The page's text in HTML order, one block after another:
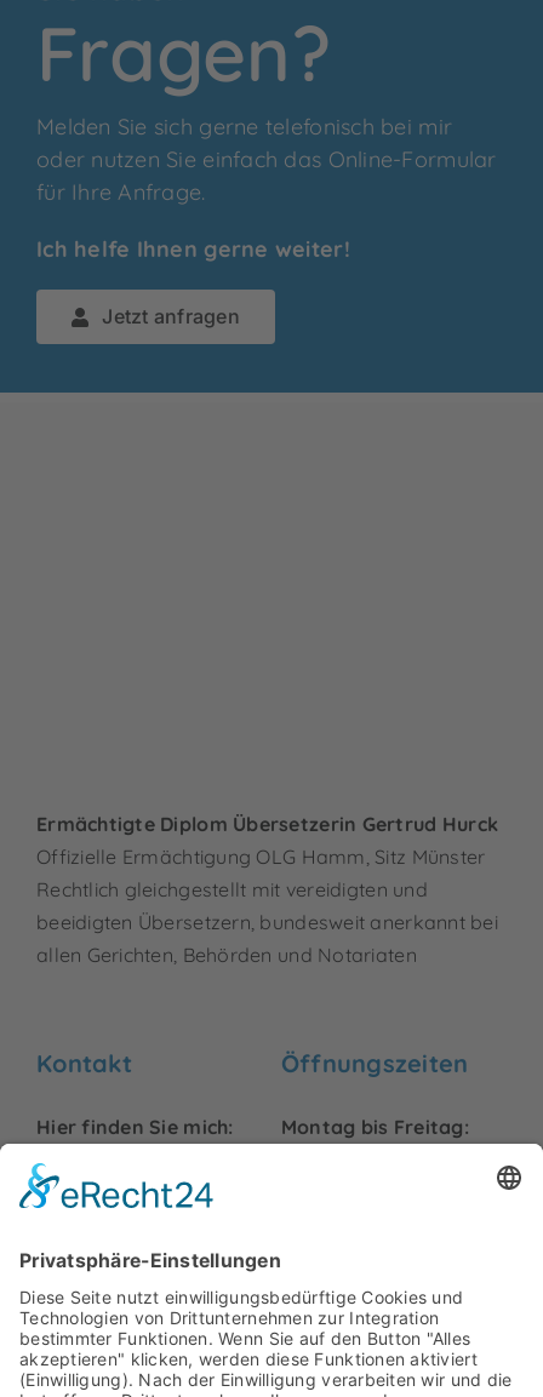
Fragen?
Melden Sie sich gerne telefonisch bei mir
oder nutzen Sie einfach das Online-Formular
für Ihre Anfrage.
Ich helfe Ihnen gerne weiter!
Jetzt anfragen
Ermächtigte Diplom Übersetzerin Gertrud Hurck
Offizielle Ermächtigung OLG Hamm, Sitz Münster
Rechtlich gleichgestellt mit vereidigten und
beeidigten Übersetzern, bundesweit anerkannt bei
allen Gerichten, Behörden und Notariaten
Kontakt
Hier finden Sie mich:
Friedrich-Ebert-Str. 99
48153 Münster
uebersetzungen.de
Telefon: +49 251
7779479
Öffnungszeiten
Montag bis Freitag:
Rechtliches